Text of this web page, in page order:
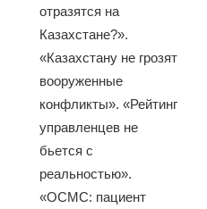
отразятся на
Казахстане?».
«Казахстану не грозят
вооруженные
конфликты». «Рейтинг
управленцев не
бьется с
реальностью».
«ОСМС: пациент